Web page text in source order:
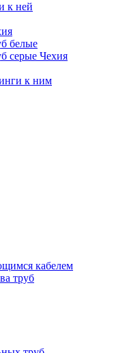
к ней
белые
серые Чехия
к ним
кабелем
труб